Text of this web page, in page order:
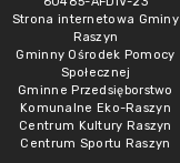
Strona internetowa Gminy
Raszyn
Gminny Ośrodek Pomocy
Społecznej
Gminne Przedsięborstwo
Komunalne Eko-Raszyn
Centrum Kultury Raszyn
Centrum Sportu Raszyn